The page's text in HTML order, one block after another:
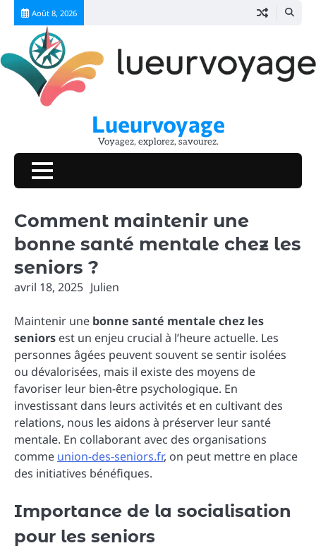
Skip
content
Août 8, 2026
Lueurvoyage
Voyagez, explorez, savourez.
Comment maintenir une
bonne santé mentale chez les
seniors ?
avril 18, 2025 Julien
Maintenir une bonne santé mentale chez les
seniors est un enjeu crucial à l’heure actuelle. Les
personnes âgées peuvent souvent se sentir isolées
ou dévalorisées, mais il existe des moyens de
favoriser leur bien-être psychologique. En
investissant dans leurs activités et en cultivant des
relations, nous les aidons à préserver leur santé
mentale. En collaborant avec des organisations
comme union-des-seniors.fr, on peut mettre en place
des initiatives bénéfiques.
Importance de la socialisation
pour les seniors